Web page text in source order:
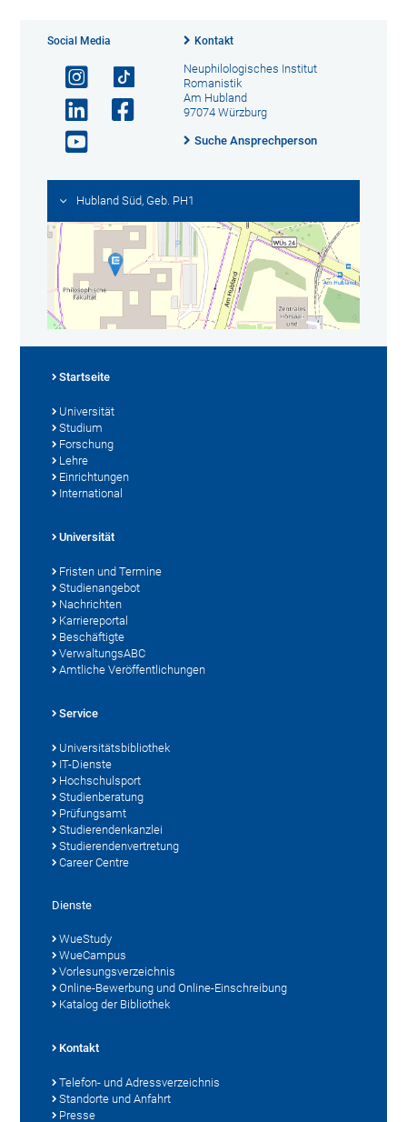
Social Media Kontakt
Neuphilologisches Institut
Romanistik
Am Hubland
97074 Würzburg
Suche Ansprechperson
Hubland Süd, Geb. PH1
Startseite
Universität
Studium
Forschung
Lehre
Einrichtungen
International
Universität
Fristen und Termine
Studienangebot
Nachrichten
Karriereportal
Beschäftigte
VerwaltungsABC
Amtliche Veröffentlichungen
Service
Universitätsbibliothek
IT-Dienste
Hochschulsport
Studienberatung
Prüfungsamt
Studierendenkanzlei
Studierendenvertretung
Career Centre
Dienste
WueStudy
WueCampus
Vorlesungsverzeichnis
Online-Bewerbung und Online-Einschreibung
Katalog der Bibliothek
Kontakt
Telefon- und Adressverzeichnis
Standorte und Anfahrt
Presse